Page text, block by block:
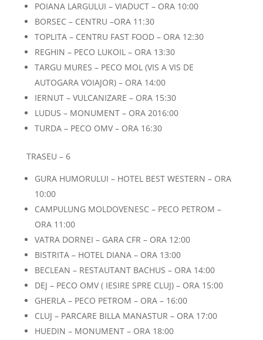
POIANA LARGULUI – VIADUCT – ORA 10:00
BORSEC – CENTRU –ORA 11:30
TOPLITA – CENTRU FAST FOOD – ORA 12:30
REGHIN – PECO LUKOIL – ORA 13:30
TARGU MURES – PECO MOL (VIS A VIS DE
AUTOGARA VOIAJOR) – ORA 14:00
IERNUT – VULCANIZARE – ORA 15:30
LUDUS – MONUMENT – ORA 2016:00
TURDA – PECO OMV – ORA 16:30
TRASEU – 6
GURA HUMORULUI – HOTEL BEST WESTERN – ORA
10:00
CAMPULUNG MOLDOVENESC – PECO PETROM –
ORA 11:00
VATRA DORNEI – GARA CFR – ORA 12:00
BISTRITA – HOTEL DIANA – ORA 13:00
BECLEAN – RESTAUTANT BACHUS – ORA 14:00
DEJ – PECO OMV ( IESIRE SPRE CLUJ) – ORA 15:00
GHERLA – PECO PETROM – ORA – 16:00
CLUJ – PARCARE BILLA MANASTUR – ORA 17:00
HUEDIN – MONUMENT – ORA 18:00